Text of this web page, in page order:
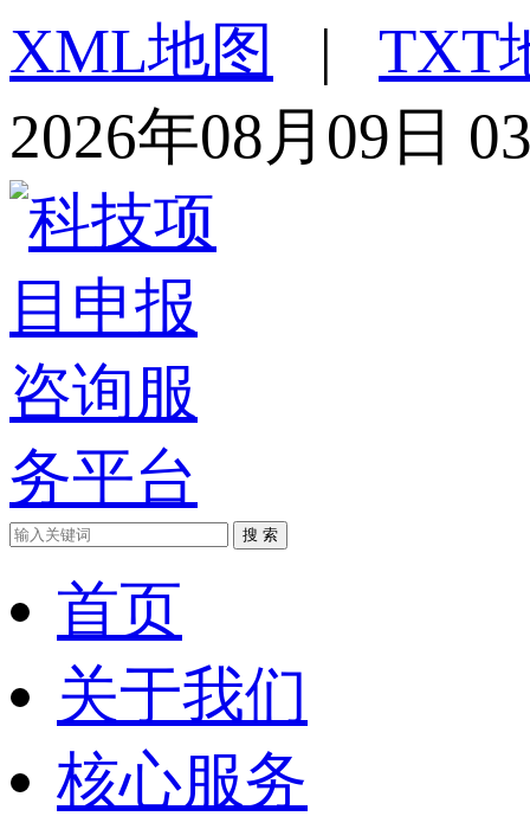
XML地图 | TXT
2026年08月09日
搜 索
首页
关于我们
核心服务